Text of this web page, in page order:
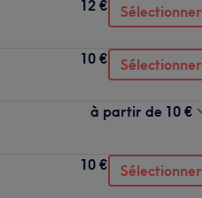
12 € Sélectionner
10 € Sélectionner
à partir de 10 €
10 € Sélectionner